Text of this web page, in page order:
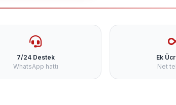
7/24 Destek
WhatsApp hattı
Ek
Net